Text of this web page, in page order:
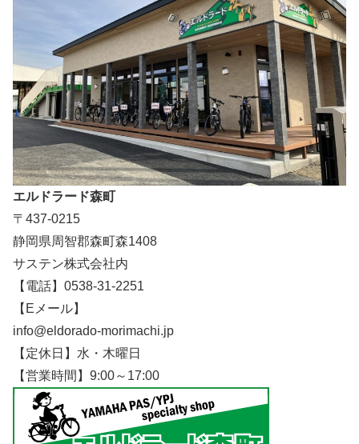
エルドラード森町
〒437-0215
静岡県周智郡森町森1408
サステン株式会社内
【電話】0538-31-2251
【Eメール】
info@eldorado-morimachi.jp
【定休日】水・木曜日
【営業時間】9:00～17:00